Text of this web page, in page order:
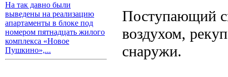
На так давно были
выведены на реализацию
апартаменты в блоке под
номером пятнадцать жилого
комплекса «Новое
Пушкино»,...
Поступающий
воздухом,
снаружи.